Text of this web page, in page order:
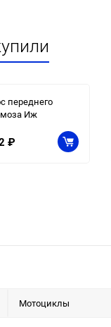
переднего
Иж
₽
Мотоциклы